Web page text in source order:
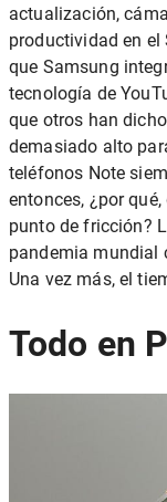
actualización,
productividad en
que Samsung
tecnología de
que otros han
demasiado alto
teléfonos Note
entonces, ¿por
punto de fricción?
pandemia mundial
Una vez más, el
Todo en